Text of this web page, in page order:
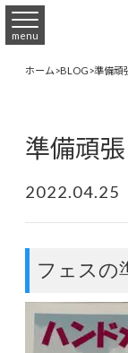
menu
ホーム>BLOG>準備頑
準備頑張
2022.04.25
フェスの